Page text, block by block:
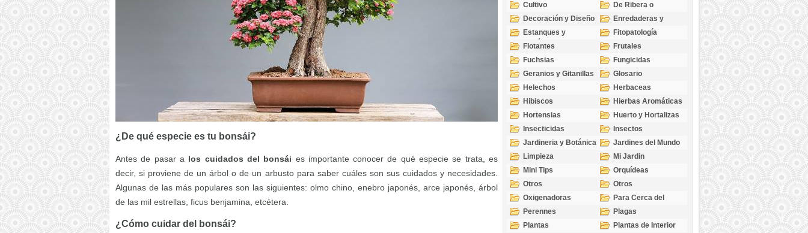
¿De qué especie es tu bonsái?
Antes de pasar a los cuidados del bonsái es importante conocer de qué especie se trata, es
decir, si proviene de un árbol o de un arbusto para saber cuáles son sus cuidados y necesidades.
Algunas de las más populares son las siguientes: olmo chino, enebro japonés, arce japonés, árbol
de las mil estrellas, ficus benjamina, etcétera.
¿Cómo cuidar del bonsái?
Cultivo
De Ribera o
Palustres
Decoración y Diseño
Enredaderas y
cubresuelos
Estanques y
Acuáticas
Fitopatología
Flotantes
Frutales
Fuchsias
Fungicidas
Geranios y Gitanillas
Glosario
Helechos
Herbaceas
Hibiscos
Hierbas Aromáticas
Hortensias
Huerto y Hortalizas
Insecticidas
Insectos
Jardineria y Botánica
Jardines del Mundo
Limpieza
Mi Jardin
Mini Tips
Orquídeas
Otros
Otros
Oxigenadoras
Para Cerca del
Estanque
Perennes
Plagas
Plantas
Plantas de Interior